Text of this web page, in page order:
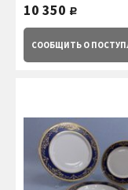
10 350 руб.
СООБЩИТЬ О